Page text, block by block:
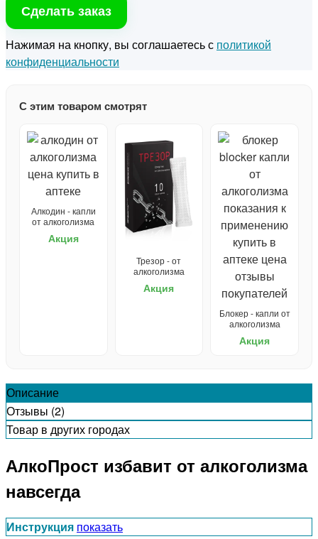
Сделать заказ
Нажимая на кнопку, вы соглашаетесь с политикой
конфиденциальности
С этим товаром смотрят
Алкодин - капли
от алкоголизма
Акция
Трезор - от
алкоголизма
Акция
Блокер - капли от
алкоголизма
Акция
Описание
Отзывы (2)
Товар в других городах
АлкоПрост избавит от алкоголизма
навсегда
Инструкция показать